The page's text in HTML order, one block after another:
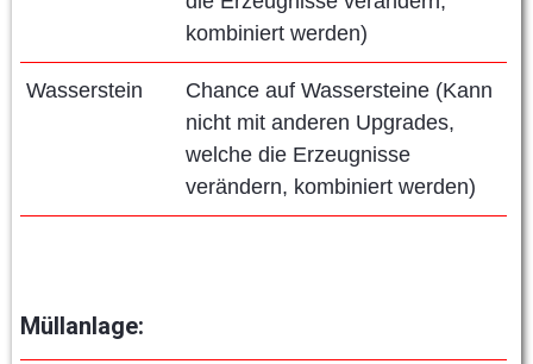
kombiniert werden)
Wasserstein
Chance auf Wassersteine (Kann
nicht mit anderen Upgrades,
welche die Erzeugnisse
verändern, kombiniert werden)
Müllanlage: